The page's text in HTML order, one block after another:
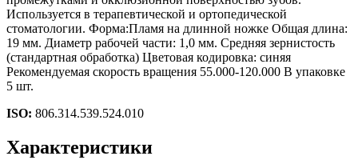
Используется в терапевтической и ортопедической
стоматологии. Форма:Пламя на длинной ножке Общая длина:
19 мм. Диаметр рабочей части: 1,0 мм. Средняя зернистость
(стандартная обработка) Цветовая кодировка: синяя
Рекомендуемая скорость вращения 55.000-120.000 В упаковке
5 шт.
ISO: 806.314.539.524.010
Характеристики